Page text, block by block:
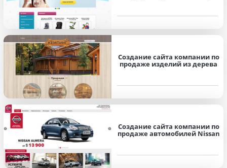
Создание сайта компании по
продаже изделий из дерева
Создание сайта компании по
продаже автомобилей Nissan